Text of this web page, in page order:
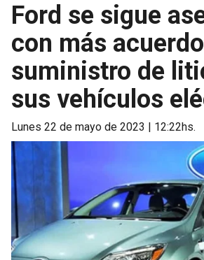
Ford se sigue
con más
suministro de
sus vehículos
lunes 22 de mayo de 2023 | 12:22hs.